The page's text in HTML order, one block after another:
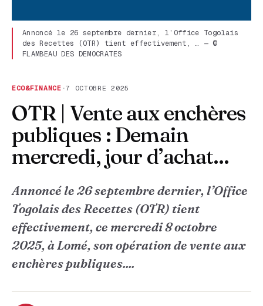
Annoncé le 26 septembre dernier, l’Office Togolais
des Recettes (OTR) tient effectivement, … — ©
FLAMBEAU DES DEMOCRATES
ECO&FINANCE ·7 OCTOBRE 2025
OTR | Vente aux enchères
publiques : Demain
mercredi, jour d’achat...
Annoncé le 26 septembre dernier, l’Office
Togolais des Recettes (OTR) tient
effectivement, ce mercredi 8 octobre
2025, à Lomé, son opération de vente aux
enchères publiques....